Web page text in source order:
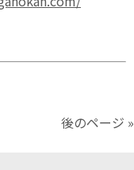
後のページ »